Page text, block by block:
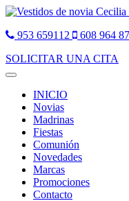
953 659112
608 964
SOLICITAR UNA CITA
Toggle
navigationINICIO
Novias
Madrinas
Fiestas
Comunión
Novedades
Marcas
Promociones
Contacto